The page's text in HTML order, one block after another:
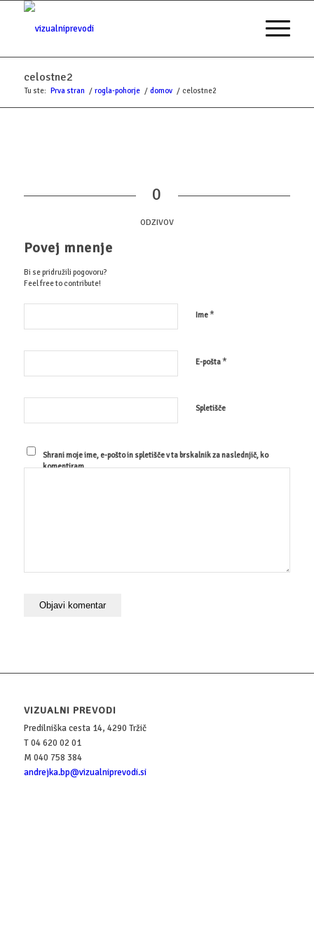
celostne2
Tu ste: Prva stran / rogla-pohorje / domov / celostne2
0
ODZIVOV
Povej mnenje
Bi se pridružili pogovoru?
Feel free to contribute!
Ime*
E-pošta*
Spletišče
Shrani moje ime, e-pošto in spletišče v ta brskalnik za naslednjič, ko
komentiram.
VIZUALNI PREVODI
Predilniška cesta 14, 4290 Tržič
T 04 620 02 01
M 040 758 384
andrejka.bp@vizualniprevodi.si